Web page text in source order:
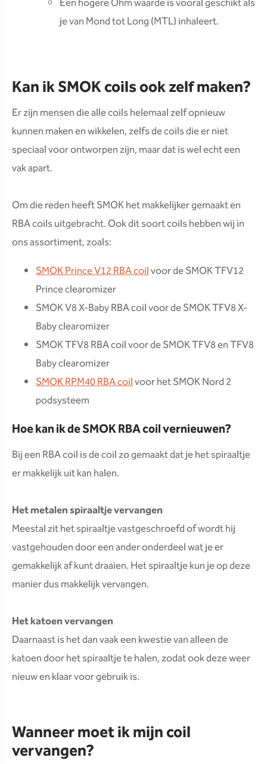
Een hogere Ohm waarde is vooral geschikt als
je van Mond tot Long (MTL) inhaleert.
Kan ik SMOK coils ook zelf maken?
Er zijn mensen die alle coils helemaal zelf opnieuw
kunnen maken en wikkelen, zelfs de coils die er niet
speciaal voor ontworpen zijn, maar dat is wel echt een
vak apart.
Om die reden heeft SMOK het makkelijker gemaakt en
RBA coils uitgebracht. Ook dit soort coils hebben wij in
ons assortiment, zoals:
SMOK Prince V12 RBA coilvoor de SMOK TFV12
Prince clearomizer
SMOK V8 X-Baby RBA coil voor de SMOK TFV8 X-
Baby clearomizer
SMOK TFV8 RBA coil voor de SMOK TFV8 en TFV8
Baby clearomizer
SMOK RPM40 RBA coilvoor het SMOK Nord 2
podsysteem
Hoe kan ik de SMOK RBA coil vernieuwen?
Bij een RBA coil is de coil zo gemaakt dat je het spiraaltje
er makkelijk uit kan halen.
Het metalen spiraaltje vervangen
Meestal zit het spiraaltje vastgeschroefd of wordt hij
vastgehouden door een ander onderdeel wat je er
gemakkelijk af kunt draaien. Het spiraaltje kun je op deze
manier dus makkelijk vervangen.
Het katoen vervangen
Daarnaast is het dan vaak een kwestie van alleen de
katoen door het spiraaltje te halen, zodat ook deze weer
nieuw en klaar voor gebruik is.
Wanneer moet ik mijn coil
vervangen?